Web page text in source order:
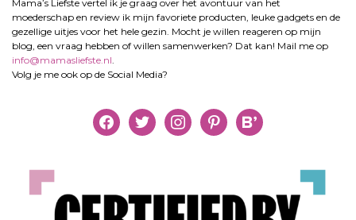
Mama’s Liefste vertel ik je graag over het avontuur van het
moederschap en review ik mijn favoriete producten, leuke gadgets en de
gezellige uitjes voor het hele gezin. Mocht je willen reageren op mijn
blog, een vraag hebben of willen samenwerken? Dat kan! Mail me op
info@mamasliefste.nl
Volg je me ook op de Social Media?
facebooktwitter instagrampinterestbloglovin